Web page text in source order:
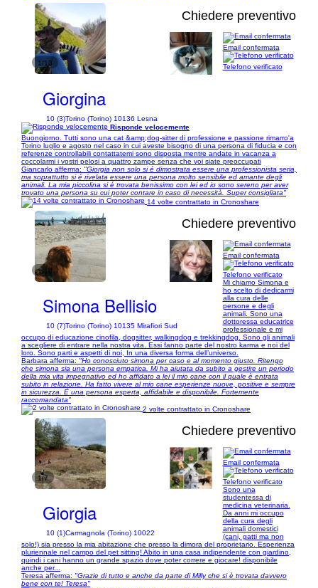
1/13
Chiedere preventivo
Giorgina
10 (3)Torino (Torino) 10136 Lesna
Email confermata
Telefono verificato
Risponde velocemente
Buongiorno. Tutti sono una cat &amp;dog-sitter di professione e passione rimarro'a
Torino luglio e agosto nel caso in cui aveste bisogno di una persona di fiducia e con
referenze controllabili contattatemi sono disposta mentre andate in vacanza a
coccolarmi i vostri pelosi a quattro zampe senza che voi siate preoccupati
Giancarlo afferma: "Giorgia non solo si é dimostrata essere una professionista seria,
ma soprattutto si é rivelata essere una persona molto sensibile ed amante degli
animali. La mia piccolina si é trovata benissimo con lei ed io sono sereno per aver
trovato una persona su cui poter contare in caso di necessità. Super consigliata"
14 volte contrattato in Cronoshare
1/10
Chiedere preventivo
Simona Bellisio
10 (7)Torino (Torino) 10135 Mirafiori Sud
Email confermata
Telefono verificato
Mi chiamo Simona e
ho scelto di dedicarmi
alla cura delle
persone e degli
animali. Sono una
dottoressa educatrice
professionale e mi
occupo di educazione cinofila, dogsitter, walkingdog e trekkingdog. Sono gli animali
a scegliere di entrare nella nostra vita. Essi fanno parte del nostro karma e noi del
loro. Sono parti e aspetti di noi, In una diversa forma dell’universo.
Barbara afferma: "Ho conosciuto simona per caso e al momento giusto. Ritengo
che simona sia una persona empatica. Mi ha aiutata da subito a gestire un periodo
della mia vita impegnativo ed ho affidato a lei il mio cane con il quale è entrata
subito in relazione. Ha fatto vivere al mio cane esperienze nuove, positive e sempre
in sicurezza. È una persona esperta, affidabile e disponibile. Fortemente
raccomandata"
2 volte contrattato in Cronoshare
1/7
Chiedere preventivo
Giorgia
10 (1)Carmagnola (Torino) 10022
Email confermata
Telefono verificato
Sono una
studentessa di
medicina veterinaria.
Da anni mi occupo
della cura degli
animali domestici
(cani, gatti ma non
solo!) sia presso la mia abitazione che presso la dimora del proprietario. Esperienza
pluriennale nel campo del pet sitting! Abito in una casa indipendente con giardino,
quindi i cani hanno un grande spazio dove poter correre e giocare! disponibile
anche per...
Teresa afferma: "Grazie di tutto e anche da parte di Milly che si è trovata davvero
bene con te! Teresa"